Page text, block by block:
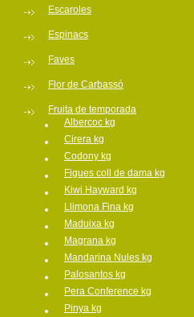
Escaroles
Espinacs
Faves
Flor de Carbassó
Fruita de temporada
Albercoc kg
Cirera kg
Codony kg
Figues coll de dama kg
Kiwi Hayward kg
Llimona Fina kg
Maduixa kg
Magrana kg
Mandarina Nules kg
Palosantos kg
Pera Conference kg
Pinya kg